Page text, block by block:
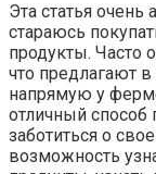
Эта статья очень
стараюсь
продукты. Часто
что предлагают в
напрямую у
отличный
заботиться о
возможность